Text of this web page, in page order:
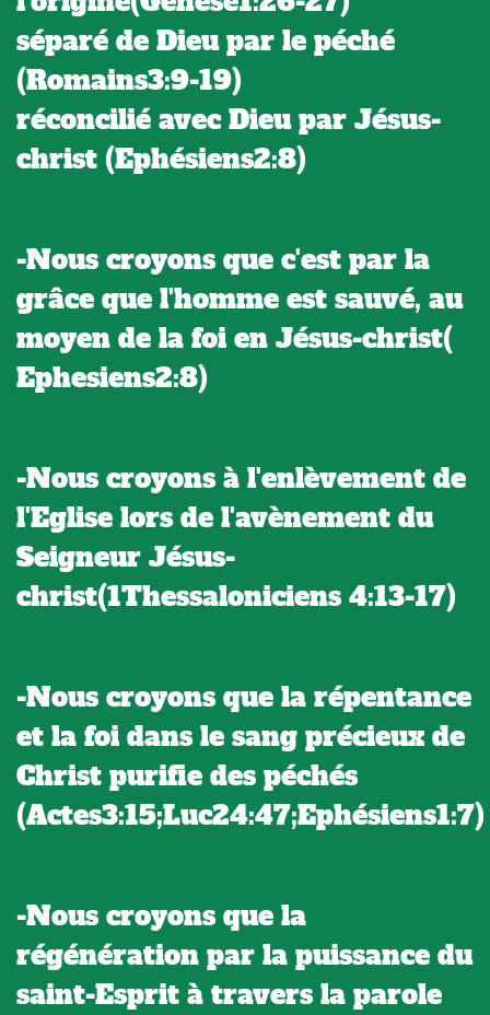
séparé de Dieu par le péché
(Romains3:9-19)
réconcilié avec Dieu par Jésus-
christ (Ephésiens2:8)
-Nous croyons que c'est par la
grâce que l'homme est sauvé, au
moyen de la foi en Jésus-christ(
Ephesiens2:8)
-Nous croyons à l'enlèvement de
l'Eglise lors de l'avènement du
Seigneur Jésus-
christ(1Thessaloniciens 4:13-17)
-Nous croyons que la répentance
et la foi dans le sang précieux de
Christ purifie des péchés
(Actes3:15;Luc24:47;Ephésiens1:7)
-Nous croyons que la
régénération par la puissance du
saint-Esprit à travers la parole